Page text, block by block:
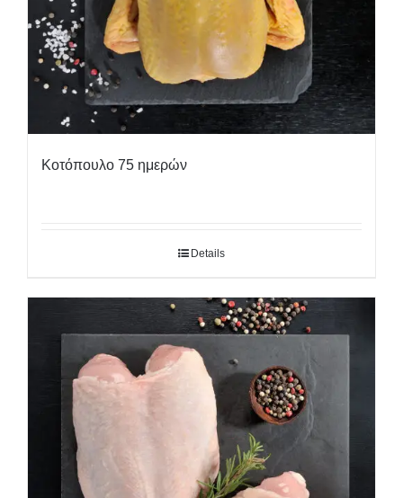
Κοτόπουλο 75 ημερών
Details